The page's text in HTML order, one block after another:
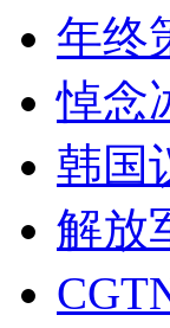
年终
悼念
韩国
解放